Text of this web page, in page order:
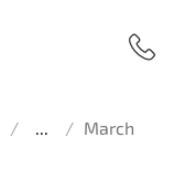
... March